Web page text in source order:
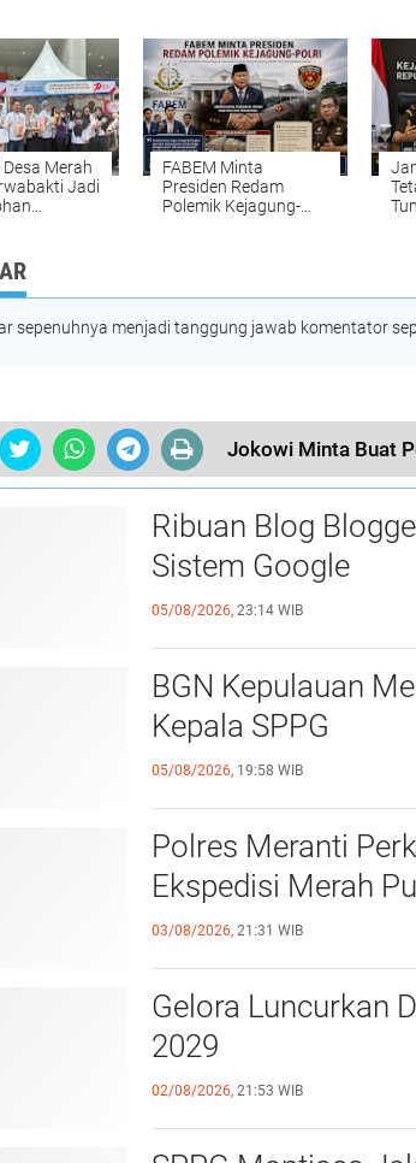
Merah
Jadi
FABEM Minta
Presiden Redam
Polemik Kejagung-
sepenuhnya menjadi tanggung jawab komentator
Jokowi Minta Buat
Ribuan Blog
Sistem Google
05/08/2026, 23:14 WIB
BGN Kepulauan
Kepala SPPG
05/08/2026, 19:58 WIB
Polres Meranti
Ekspedisi Merah
03/08/2026, 21:31 WIB
Gelora Luncurkan
2029
02/08/2026, 21:53 WIB